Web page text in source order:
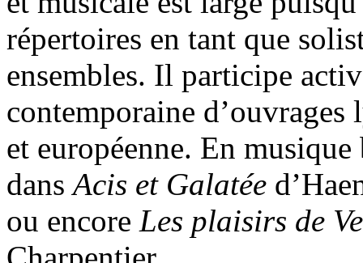
répertoires en tant que
ensembles. Il participe
contemporaine d’ouvrages
et européenne. En
dansAcis et Galatée
ou encore Les plaisirs de